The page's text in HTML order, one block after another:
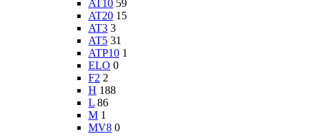
AT10 59
AT20 15
AT3 3
AT5 31
ATP10 1
ELO 0
F2 2
H 188
L 86
M 1
MV8 0